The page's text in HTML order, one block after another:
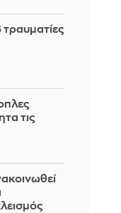
τραυματίες
τις